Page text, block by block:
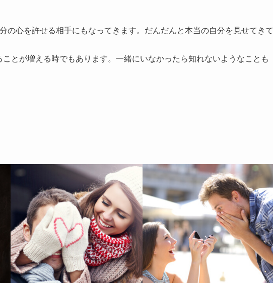
の心を許せる相手にもなってきます。だんだんと本当の自分を見せてきて
とが増える時でもあります。一緒にいなかったら知れないようなことも